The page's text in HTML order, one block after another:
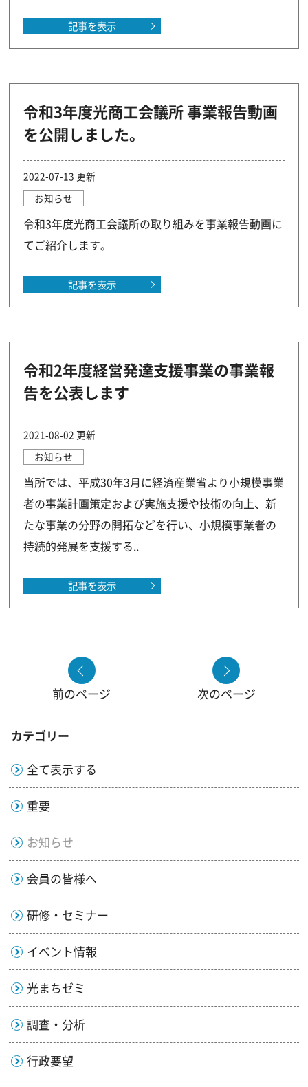
記事を表示
令和3年度光商工会議所 事業報告動画
を公開しました。
2022-07-13 更新
お知らせ
令和3年度光商工会議所の取り組みを事業報告動画に
てご紹介します。
記事を表示
令和2年度経営発達支援事業の事業報
告を公表します
2021-08-02 更新
お知らせ
当所では、平成30年3月に経済産業省より小規模事業
者の事業計画策定および実施支援や技術の向上、新
たな事業の分野の開拓などを行い、小規模事業者の
持続的発展を支援する..
記事を表示
前のページ 次のページ
カテゴリー
全て表示する
重要
お知らせ
会員の皆様へ
研修・セミナー
イベント情報
光まちゼミ
調査・分析
行政要望